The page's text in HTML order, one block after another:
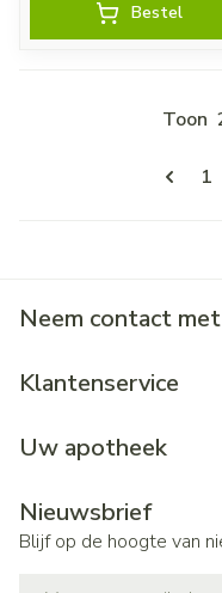
Bestel
U
1
Toon
Neem contact
Klantenservice
Uw apotheek
Nieuwsbrief
Blijf op de hoogte van